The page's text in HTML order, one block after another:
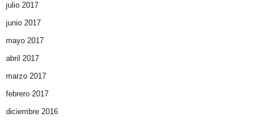
julio 2017
junio 2017
mayo 2017
abril 2017
marzo 2017
febrero 2017
diciembre 2016